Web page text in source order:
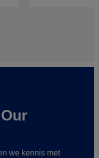
we kennis met